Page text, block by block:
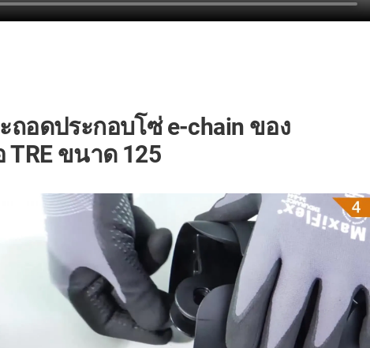
ถอดประกอบโซ่ e-chain ของ
TRE ขนาด 125